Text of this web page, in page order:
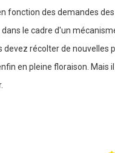
fonction des demandes
le cadre d'un
devez récolter de
en pleine floraison. Mais